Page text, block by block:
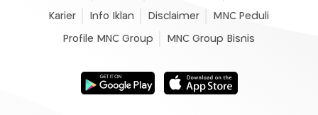
Karier Info Iklan Disclaimer MNC Peduli
Profile MNC Group MNC Group Bisnis